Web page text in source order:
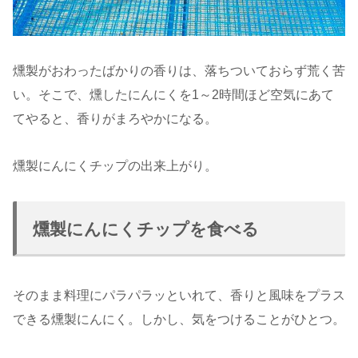
燻製がおわったばかりの香りは、落ちついておらず荒く苦
い。そこで、燻したにんにくを1～2時間ほど空気にあて
てやると、香りがまろやかになる。
燻製にんにくチップの出来上がり。
燻製にんにくチップを食べる
そのまま料理にパラパラッといれて、香りと風味をプラス
できる燻製にんにく。しかし、気をつけることがひとつ。